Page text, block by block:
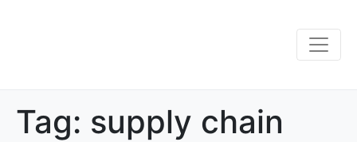
Tag: supply chain